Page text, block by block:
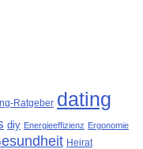
Ratgeber dating
diy Energieeffizienz Ergonomie
Heirat